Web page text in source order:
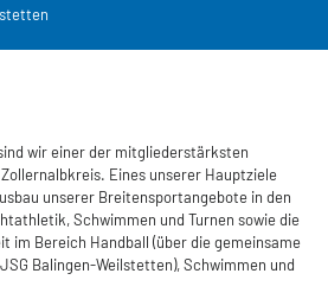
wir einer der mitgliederstärksten
Eines unserer Hauptziele
unserer Breitensportangebote in den
Schwimmen und Turnen sowie die
im Bereich Handball (über die gemeinsame
Balingen-Weilstetten), Schwimmen und